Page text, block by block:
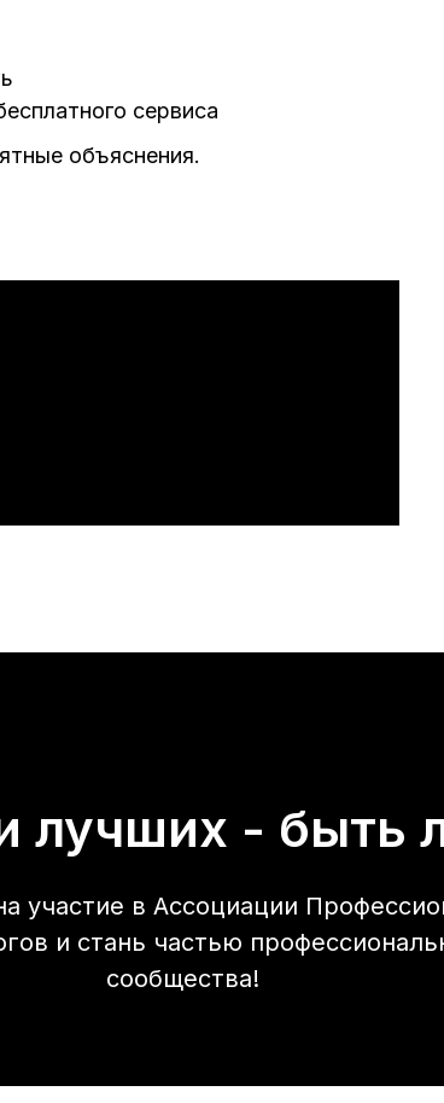
сервиса
объяснения.
лучших - быть
участие в Ассоциации
и стань частью
сообщества!